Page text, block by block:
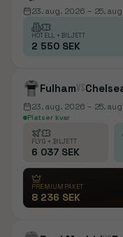
23. aug. 2026 – 25.
HOTELL + BILJETT
2 550 SEK
Fulhamvs
23. aug. 2026 – 25.
Platser kvar
FLYG + BILJETT
6 037 SEK
PREMIUMPAKET
8 236 SEK